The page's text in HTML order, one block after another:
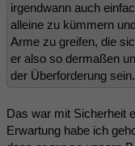
irgendwann auch
alleine zu kümmern
Arme zu greifen, die
er also so dermaßen
der Überforderung sein.
Das war mit Sicherheit
Erwartung habe ich